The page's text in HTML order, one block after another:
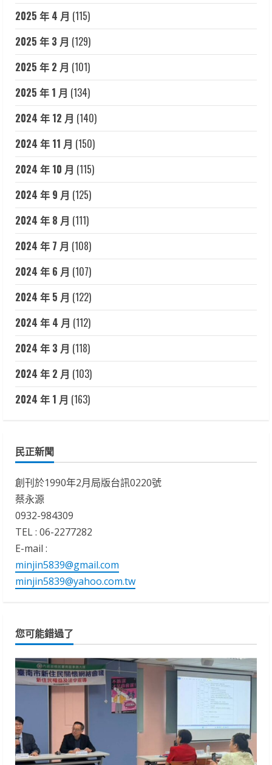
2025 年 4 月 (115)
2025 年 3 月 (129)
2025 年 2 月 (101)
2025 年 1 月 (134)
2024 年 12 月 (140)
2024 年 11 月 (150)
2024 年 10 月 (115)
2024 年 9 月 (125)
2024 年 8 月 (111)
2024 年 7 月 (108)
2024 年 6 月 (107)
2024 年 5 月 (122)
2024 年 4 月 (112)
2024 年 3 月 (118)
2024 年 2 月 (103)
2024 年 1 月 (163)
民正新聞
創刊於1990年2月局版台訊0220號
蔡永源
0932-984309
TEL : 06-2277282
E-mail :
minjin5839@gmail.com
minjin5839@yahoo.com.tw
您可能錯過了